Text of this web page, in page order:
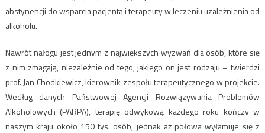
abstynencji do wsparcia pacjenta i terapeuty w leczeniu uzależnienia od
alkoholu.
Nawrót nałogu jest jednym z największych wyzwań dla osób, które się
z nim zmagają, niezależnie od tego, jakiego on jest rodzaju – twierdzi
prof. Jan Chodkiewicz, kierownik zespołu terapeutycznego w projekcie.
Według danych Państwowej Agencji Rozwiązywania Problemów
Alkoholowych (PARPA), terapię odwykową każdego roku kończy w
naszym kraju około 150 tys. osób, jednak aż połowa wyłamuje się z